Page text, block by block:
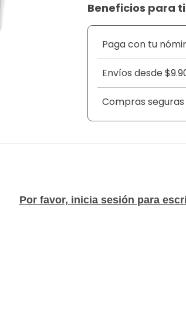
puede enjuagar
mejor que nuestros
siempre bien
estamos seguros
radiante y reflejar
opciones.
DETALLE
Rasuradora de Oidos
Beneficios para ti
Paga con tu
Envíos desde
Compras seguras
Por favor, inicia sesión para